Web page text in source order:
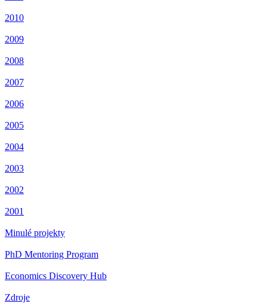
2010
2009
2008
2007
2006
2005
2004
2003
2002
2001
Minulé projekty
PhD Mentoring Program
Economics Discovery Hub
Zdroje